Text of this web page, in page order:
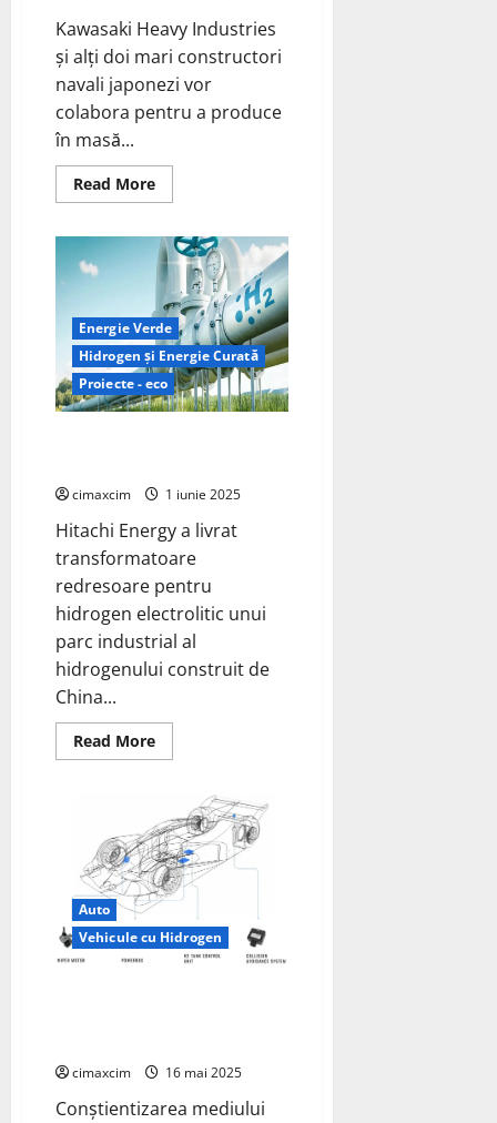
Kawasaki Heavy Industries
și alți doi mari constructori
navali japonezi vor
colabora pentru a produce
în masă...
Read MoreRead
more
Heavy
Industries
și
alți
doi
mari
constructori
navali
japonezi
vor
colabora
pentru
nave
de
hidrogen
lichefiat
Energie Verde
Hidrogen și Energie Curată
Proiecte - eco
cimaxcim 1 iunie 2025
Hitachi Energy a livrat
transformatoare
redresoare pentru
hidrogen electrolitic unui
parc industrial al
hidrogenului construit de
China...
Read MoreRead
more
Energy
oferă
o
soluție
de
energie
pe
bază
de
hidrogen
Auto
Vehicule cu Hidrogen
cimaxcim 16 mai 2025
Conștientizarea mediului